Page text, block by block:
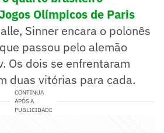
Olímpicos de Paris
Sinner encara o polonês
passou pelo alemão
Os dois se enfrentaram
duas vitórias para cada.
CONTINUA
APÓS A
PUBLICIDADE